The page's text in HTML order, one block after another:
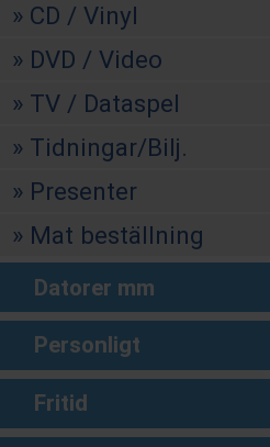
CD / Vinyl
DVD / Video
TV / Dataspel
Tidningar/Bilj.
Presenter
Mat beställning
Datorer mm
Personligt
Fritid